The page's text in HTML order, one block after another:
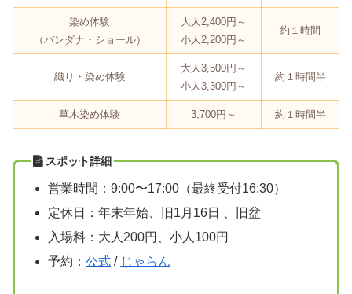
染め体験
（バンダナ・ショール）
大人2,400円～
小人2,200円～
約１時間
織り・染め体験
大人3,500円～
小人3,300円～
約１時間半
草木染め体験 3,700円～ 約１時間半
スポット詳細
営業時間：9:00〜17:00（最終受付16:30）
定休日：年末年始、旧1月16日 、旧盆
入場料：大人200円、小人100円
予約： 公式/ じゃらん